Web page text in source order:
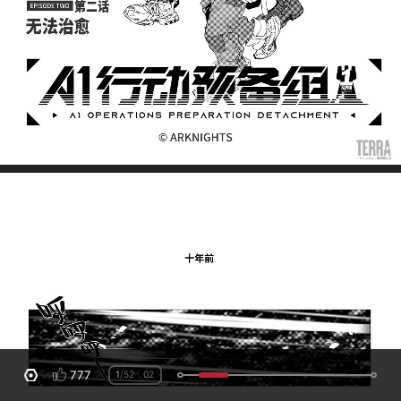
1/52 02
777